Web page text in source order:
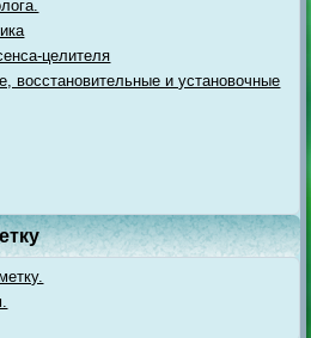
целителя
восстановительные и установочные